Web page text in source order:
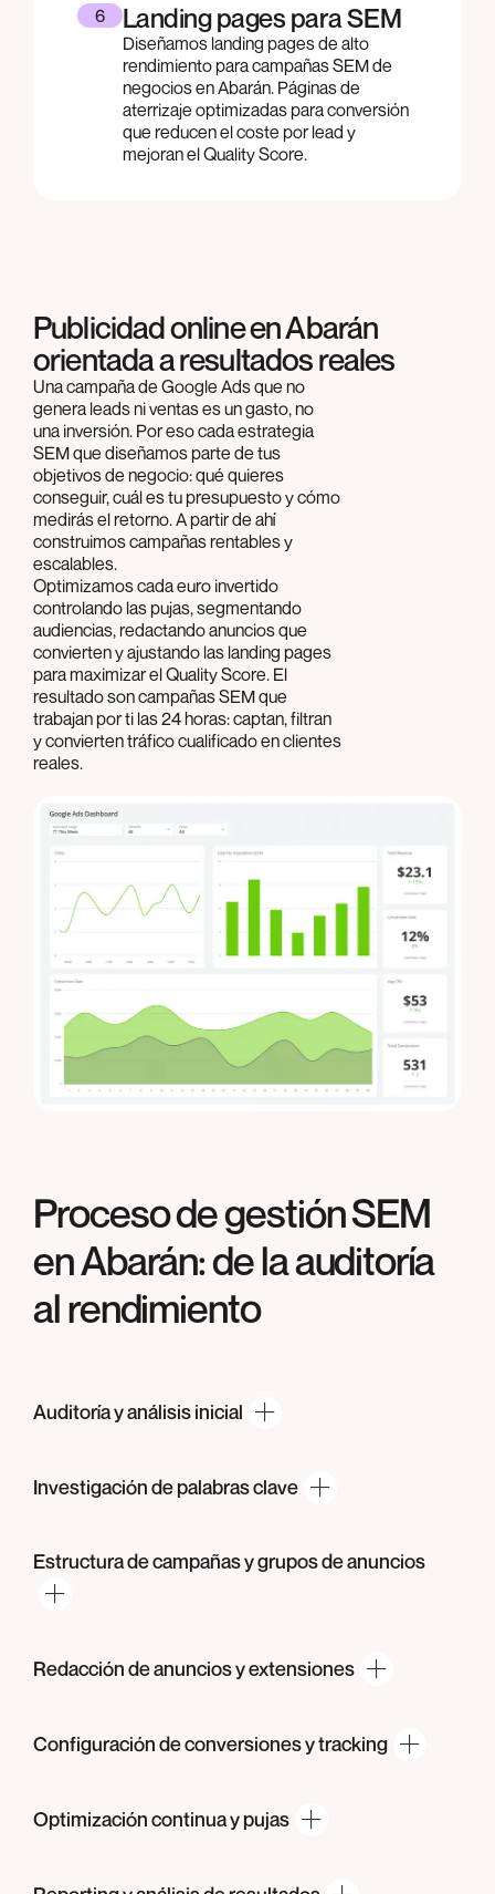
6 Landing pages para SEM
Diseñamos landing pages de alto
rendimiento para campañas SEM de
negocios en Abarán. Páginas de
aterrizaje optimizadas para conversión
que reducen el coste por lead y
mejoran el Quality Score.
Publicidad online en Abarán
orientada a resultados reales
Una campaña de Google Ads que no
genera leads ni ventas es un gasto, no
una inversión. Por eso cada estrategia
SEM que diseñamos parte de tus
objetivos de negocio: qué quieres
conseguir, cuál es tu presupuesto y cómo
medirás el retorno. A partir de ahí
construimos campañas rentables y
escalables.
Optimizamos cada euro invertido
controlando las pujas, segmentando
audiencias, redactando anuncios que
convierten y ajustando las landing pages
para maximizar el Quality Score. El
resultado son campañas SEM que
trabajan por ti las 24 horas: captan, filtran
y convierten tráfico cualificado en clientes
reales.
Proceso de gestión SEM
enAbarán: de la auditoría
al rendimiento
Auditoría yanálisis inicial
Investigación depalabras clave
Estructura de campañas y gruposde anuncios
Redacción de anunciosy extensiones
Configuración de conversionesy tracking
Optimización continuay pujas